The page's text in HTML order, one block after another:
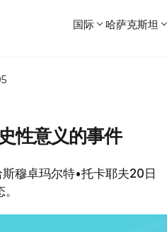
国际 哈萨克斯坦
性意义的事件
穆卓玛尔特•托卡耶夫20日